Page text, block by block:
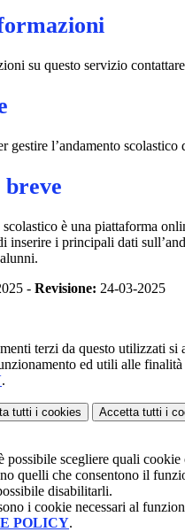
su questo servizio
gestire l’andamento scolastico
breve
è una piattaforma
inserire i principali dati
- Revisione: 24-03-2025
terzi da questo utilizzati si
ed utili alle
.
tutti i cookies Accetta tutti i
possibile scegliere quali cookie
quelli che consentono il
disabilitarli.
i cookie necessari al
POLICY.